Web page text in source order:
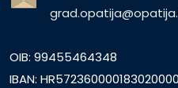
OIB: 99455464348
IBAN: